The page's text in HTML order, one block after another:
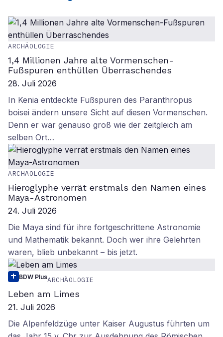
ARCHÄOLOGIE
1,4 Millionen Jahre alte Vormenschen-
Fußspuren enthüllen Überraschendes
28. Juli 2026
In Kenia entdeckte Fußspuren des Paranthropus
boisei ändern unsere Sicht auf diesen Vormenschen.
Denn er war genauso groß wie der zeitgleich am
selben Ort…
ARCHÄOLOGIE
Hieroglyphe verrät erstmals den Namen eines
Maya-Astronomen
24. Juli 2026
Die Maya sind für ihre fortgeschrittene Astronomie
und Mathematik bekannt. Doch wer ihre Gelehrten
waren, blieb unbekannt – bis jetzt.
BDW PlusARCHÄOLOGIE
Leben am Limes
21. Juli 2026
Die Alpenfeldzüge unter Kaiser Augustus führten um